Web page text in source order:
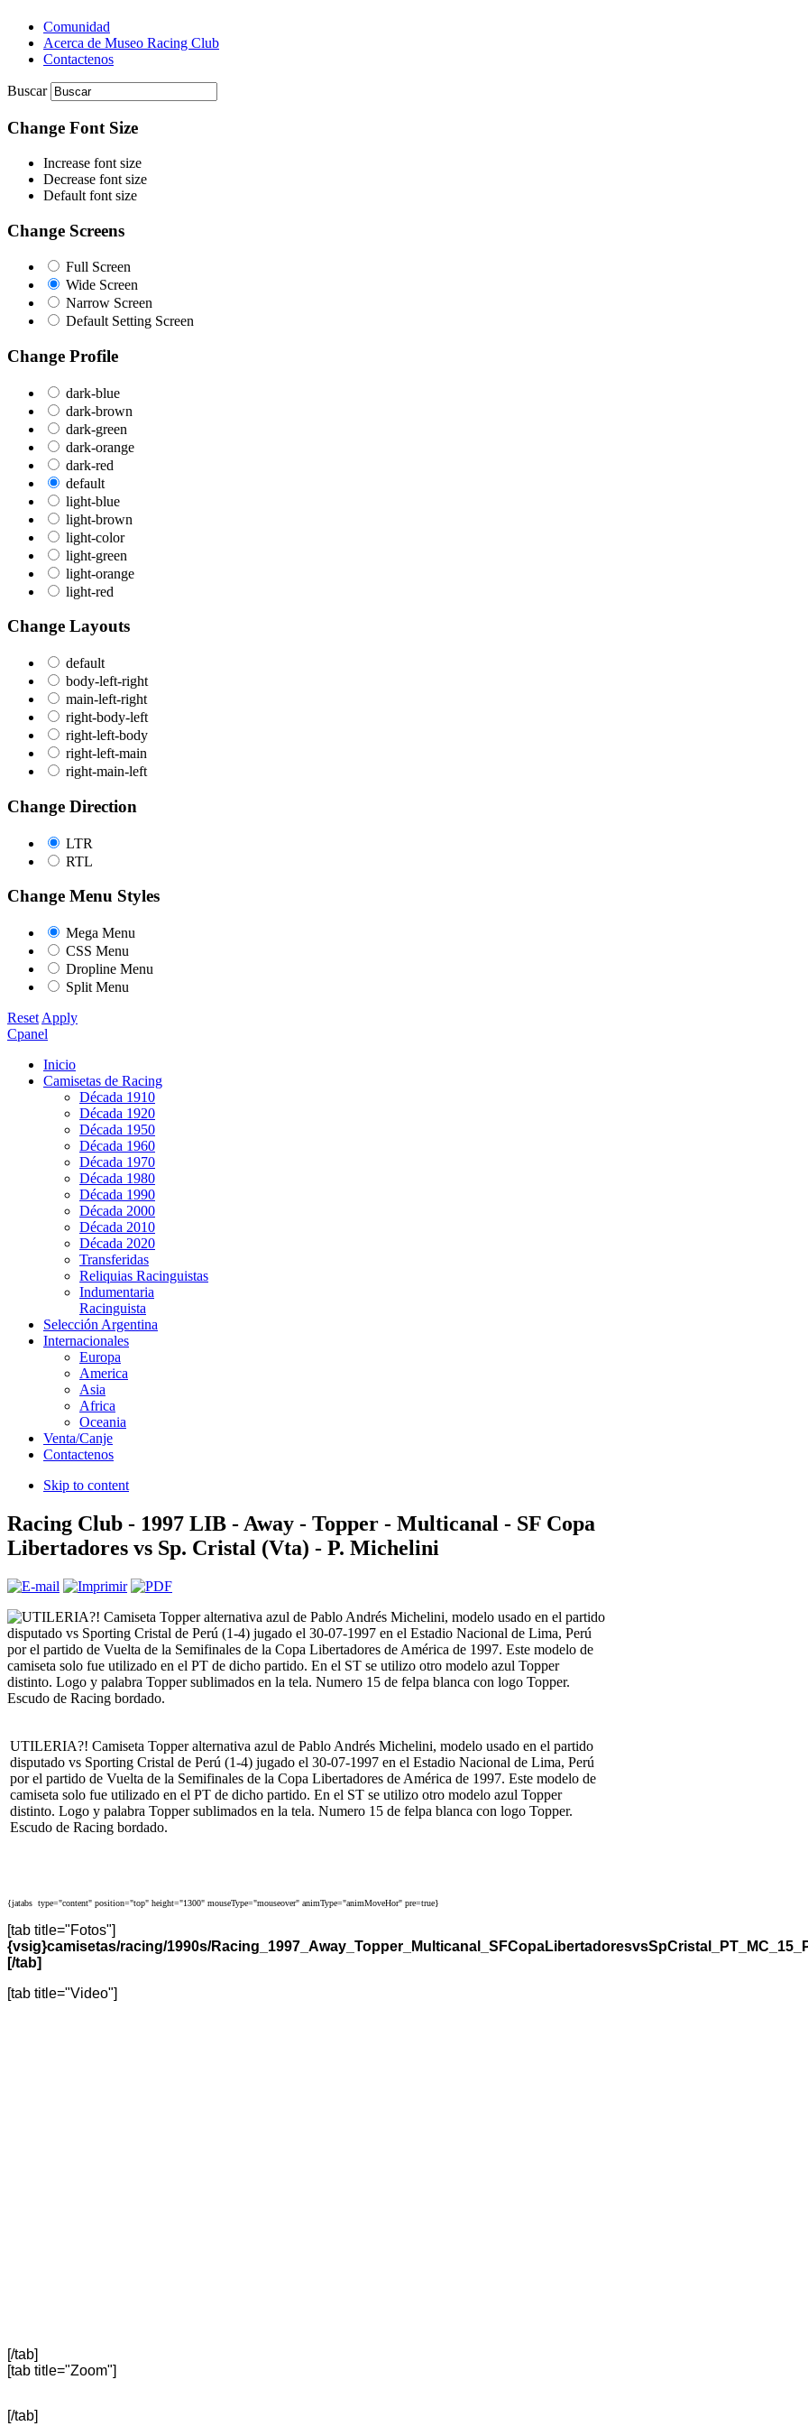
Comunidad
Acerca de Museo Racing Club
Contactenos
Buscar
Change Font Size
Increase font size
Decrease font size
Default font size
Change Screens
Full Screen
Wide Screen
Narrow Screen
Default Setting Screen
Change Profile
dark-blue
dark-brown
dark-green
dark-orange
dark-red
default
light-blue
light-brown
light-color
light-green
light-orange
light-red
Change Layouts
default
body-left-right
main-left-right
right-body-left
right-left-body
right-left-main
right-main-left
Change Direction
LTR
RTL
Change Menu Styles
Mega Menu
CSS Menu
Dropline Menu
Split Menu
Reset Apply
Cpanel
Inicio
Camisetas de Racing
Década 1910
Década 1920
Década 1950
Década 1960
Década 1970
Década 1980
Década 1990
Década 2000
Década 2010
Década 2020
Transferidas
Reliquias Racinguistas
Indumentaria
Racinguista
Selección Argentina
Internacionales
Europa
America
Asia
Africa
Oceania
Venta/Canje
Contactenos
Skip to content
Racing Club - 1997 LIB - Away - Topper - Multicanal - SF Copa
Libertadores vs Sp. Cristal (Vta) - P. Michelini
UTILERIA?! Camiseta Topper alternativa azul de Pablo Andrés Michelini, modelo usado en el partido
disputado vs Sporting Cristal de Perú (1-4) jugado el 30-07-1997 en el Estadio Nacional de Lima, Perú
por el partido de Vuelta de la Semifinales de la Copa Libertadores de América de 1997. Este modelo de
camiseta solo fue utilizado en el PT de dicho partido. En el ST se utilizo otro modelo azul Topper
distinto. Logo y palabra Topper sublimados en la tela. Numero 15 de felpa blanca con logo Topper.
Escudo de Racing bordado.
{jatabs type="content" position="top" height="1300" mouseType="mouseover" animType="animMoveHor" pre=true}
[tab title="Fotos"]
{vsig}camisetas/racing/1990s/
[/tab]
[tab title="Video"]
[/tab]
[tab title="Zoom"]
[/tab]